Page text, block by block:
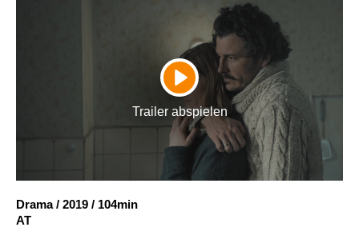
Gutscheine
& FilmpässePLAY
Trailer abspielen
Drama / 2019 / 104min
AT